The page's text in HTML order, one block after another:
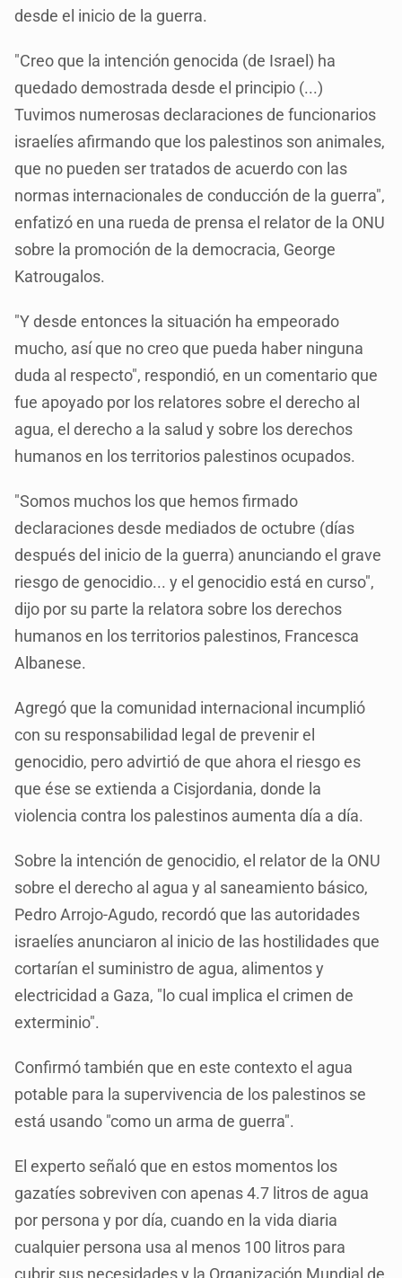
desde el inicio de la guerra.
"Creo que la intención genocida (de Israel) ha
quedado demostrada desde el principio (...)
Tuvimos numerosas declaraciones de funcionarios
israelíes afirmando que los palestinos son animales,
que no pueden ser tratados de acuerdo con las
normas internacionales de conducción de la guerra",
enfatizó en una rueda de prensa el relator de la ONU
sobre la promoción de la democracia, George
Katrougalos.
"Y desde entonces la situación ha empeorado
mucho, así que no creo que pueda haber ninguna
duda al respecto", respondió, en un comentario que
fue apoyado por los relatores sobre el derecho al
agua, el derecho a la salud y sobre los derechos
humanos en los territorios palestinos ocupados.
"Somos muchos los que hemos firmado
declaraciones desde mediados de octubre (días
después del inicio de la guerra) anunciando el grave
riesgo de genocidio... y el genocidio está en curso",
dijo por su parte la relatora sobre los derechos
humanos en los territorios palestinos, Francesca
Albanese.
Agregó que la comunidad internacional incumplió
con su responsabilidad legal de prevenir el
genocidio, pero advirtió de que ahora el riesgo es
que ése se extienda a Cisjordania, donde la
violencia contra los palestinos aumenta día a día.
Sobre la intención de genocidio, el relator de la ONU
sobre el derecho al agua y al saneamiento básico,
Pedro Arrojo-Agudo, recordó que las autoridades
israelíes anunciaron al inicio de las hostilidades que
cortarían el suministro de agua, alimentos y
electricidad a Gaza, "lo cual implica el crimen de
exterminio".
Confirmó también que en este contexto el agua
potable para la supervivencia de los palestinos se
está usando "como un arma de guerra".
El experto señaló que en estos momentos los
gazatíes sobreviven con apenas 4.7 litros de agua
por persona y por día, cuando en la vida diaria
cualquier persona usa al menos 100 litros para